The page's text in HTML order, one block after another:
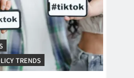
TRENDS